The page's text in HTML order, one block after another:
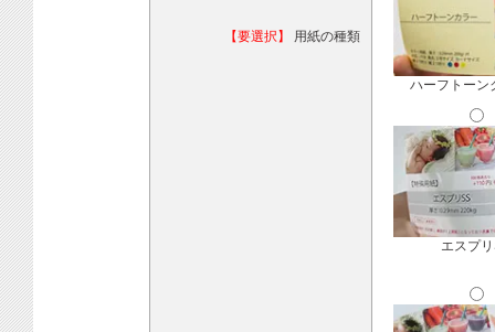
【要選択】 用紙の種類
ハーフトーン
エスプ